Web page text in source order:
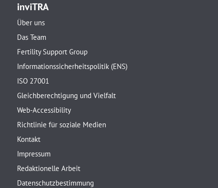
inviTRA
Über uns
Das Team
Fertility Support Group
Informationssicherheitspolitik (ENS)
ISO 27001
Gleichberechtigung und Vielfalt
Web-Accessibility
Richtlinie für soziale Medien
Kontakt
Impressum
Redaktionelle Arbeit
Datenschutzbestimmung